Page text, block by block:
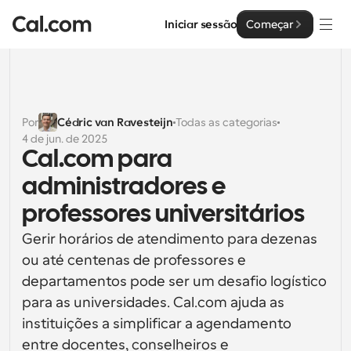
Iniciar sessão Começar
Soluções
Por tamanho da equipa
Para Indivíduos
Agendamento pessoal simplificado
Agendamento colaborativo para grupos
Para Organizações
Equipas maiores que agendam para um maior controlo
e segurança
Para Empresas
Empresa
Desenvolvedor
Documentação do Desenvolvedor
Documentação para a plataforma Cal.com
API
Recursos
Tipo de Letra: Cal Sans UI & Text
O nosso próprio tipo de letra variável para o design de
Por Cédric van Ravesteijn Todas as categorias
4 de jun. de 2025
Cal.com para
administradores e
professores universitários
Gerir horários de atendimento para dezenas
ou até centenas de professores e
departamentos pode ser um desafio logístico
para as universidades. Cal.com ajuda as
instituições a simplificar a agendamento
entre docentes, conselheiros e